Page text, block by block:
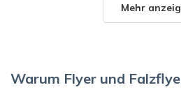
Mehr
Warum Flyer und